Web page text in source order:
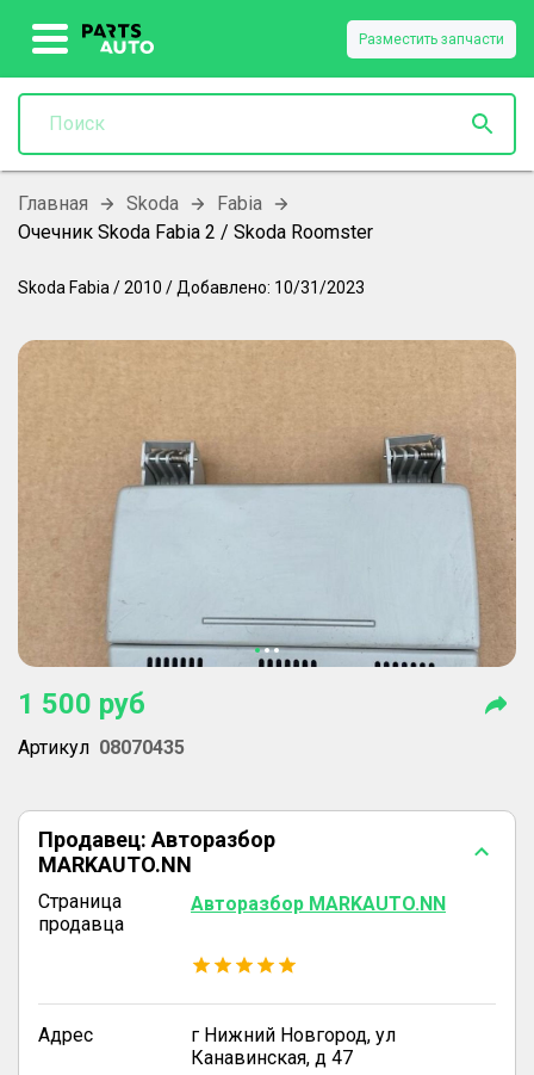
Разместить запчасти
Главная Skoda
Fabia
Очечник Skoda Fabia 2 / Skoda Roomster
Skoda Fabia /2010 / Добавлено: 10/31/2023
1 500 руб
Артикул 08070435
Продавец: Авторазбор
MARKAUTO.NN
Страница
продавца
Авторазбор MARKAUTO.NN
Адрес
г Нижний Новгород, ул
Канавинская, д 47